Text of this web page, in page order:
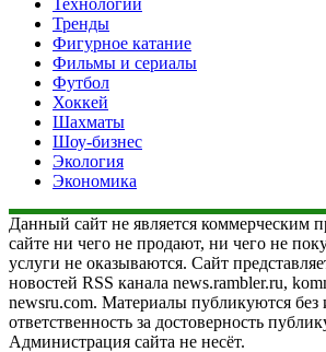
Тренды
Фигурное катание
Фильмы и сериалы
Футбол
Хоккей
Шахматы
Шоу-бизнес
Экология
Экономика
Данный сайт не является коммерческим
сайте ни чего не продают, ни чего не
услуги не оказываются. Сайт
новостей RSS канала news.rambler.ru,
newsru.com. Материалы публикуются без
ответственность за достоверность
Администрация сайта не несёт.